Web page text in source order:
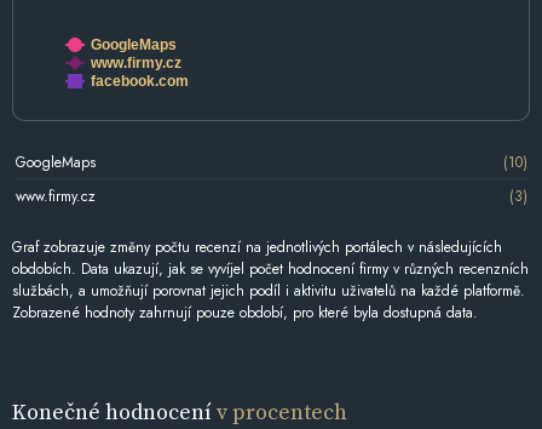
GoogleMaps
www.firmy.cz
facebook.com
GoogleMaps
(10)
www.firmy.cz
(3)
Graf zobrazuje změny počtu recenzí na jednotlivých portálech v následujících
obdobích. Data ukazují, jak se vyvíjel počet hodnocení firmy v různých recenzních
službách, a umožňují porovnat jejich podíl i aktivitu uživatelů na každé platformě.
Zobrazené hodnoty zahrnují pouze období, pro které byla dostupná data.
Konečné hodnocenív procentech